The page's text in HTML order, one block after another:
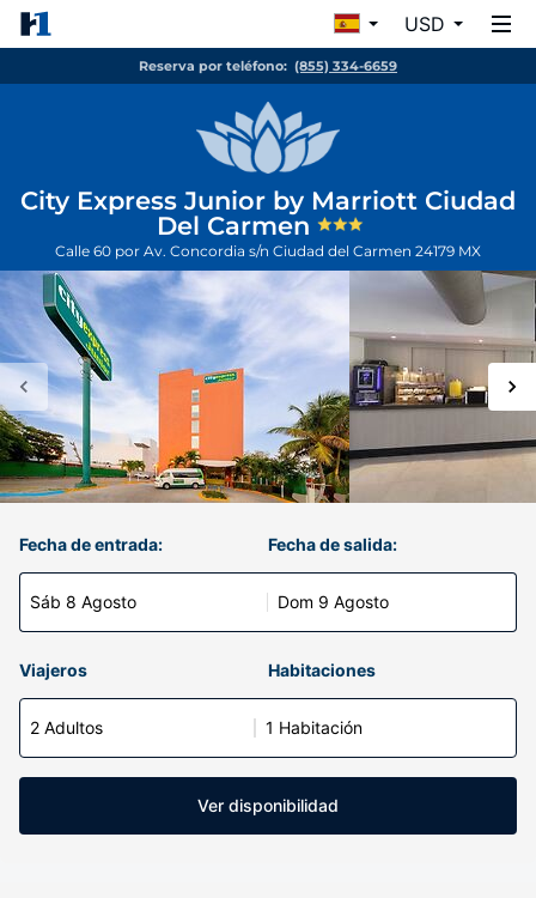
USD
Reserva por teléfono: (855) 334-6659
City Express Junior by Marriott Ciudad
Del Carmen
Calle 60 por Av. Concordia s/n Ciudad del Carmen 24179 MX
Fecha de entrada:
Sáb 8 Agosto
Fecha de salida:
Dom 9 Agosto
Viajeros Habitaciones
2 Adultos 1 Habitación
Ver disponibilidad